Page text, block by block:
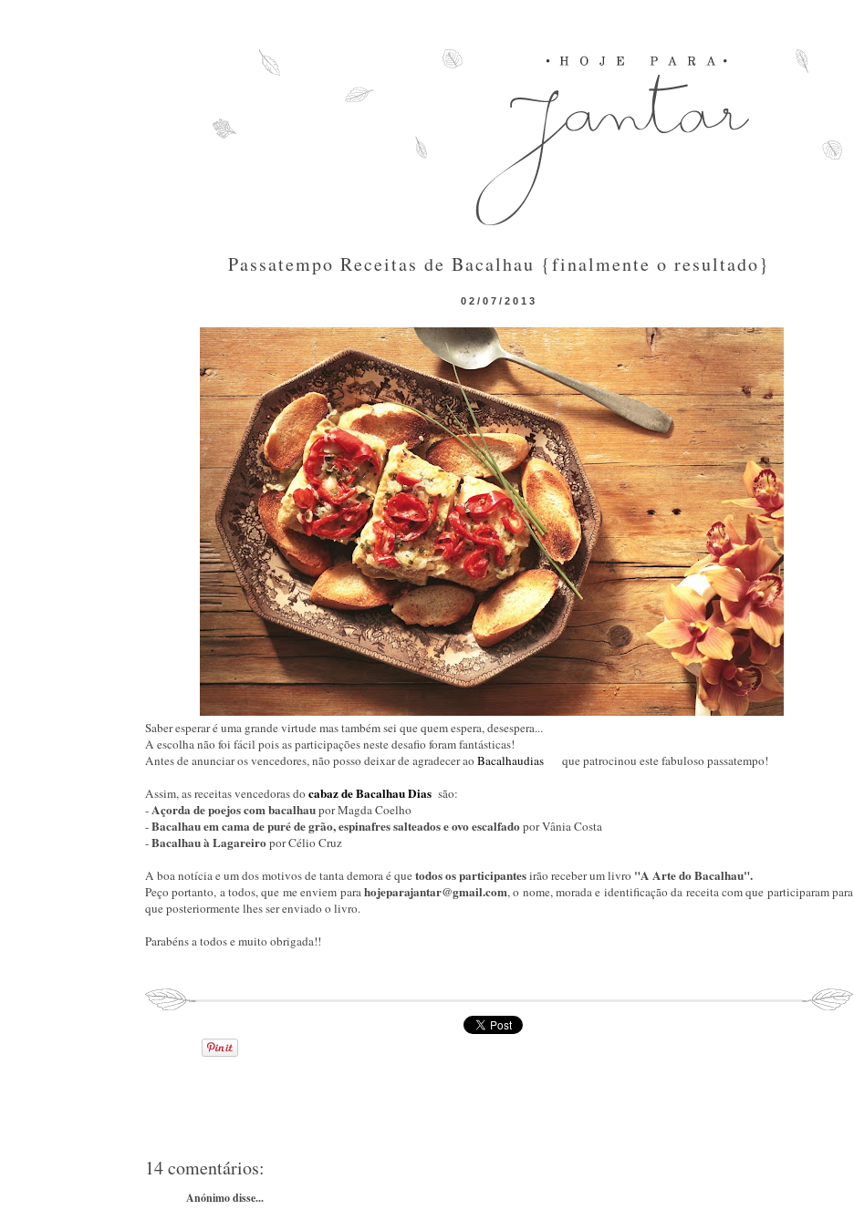
02/07/2013
Passatempo Receitas de Bacalhau {finalmente o resultado}
Saber esperar é uma grande virtude mas também sei que quem espera, desespera...
A escolha não foi fácil pois as participações neste desafio foram fantásticas!
Antes de anunciar os vencedores, não posso deixar de agradecer ao Bacalhaudias
que patrocinou este fabuloso passatempo!
Assim, as receitas vencedoras do cabaz de Bacalhau Dias são:
-Açorda de poejos com bacalhaupor Magda Coelho
-Bacalhau em cama de puré de grão, espinafres salteados e ovo escalfadopor Vânia Costa
-Bacalhau à Lagareiropor Célio Cruz
A boa notícia e um dos motivos de tanta demora é quetodos os participantesirão receber um livro "A Arte do Bacalhau".
Peço portanto, a todos, que me enviem parahojeparajantar@gmail.com, o nome, morada e identificação da receita com que participaram para
que posteriormente lhes ser enviado o livro.
Parabéns a todos e muito obrigada!!
14 comentários:
Anónimo disse...